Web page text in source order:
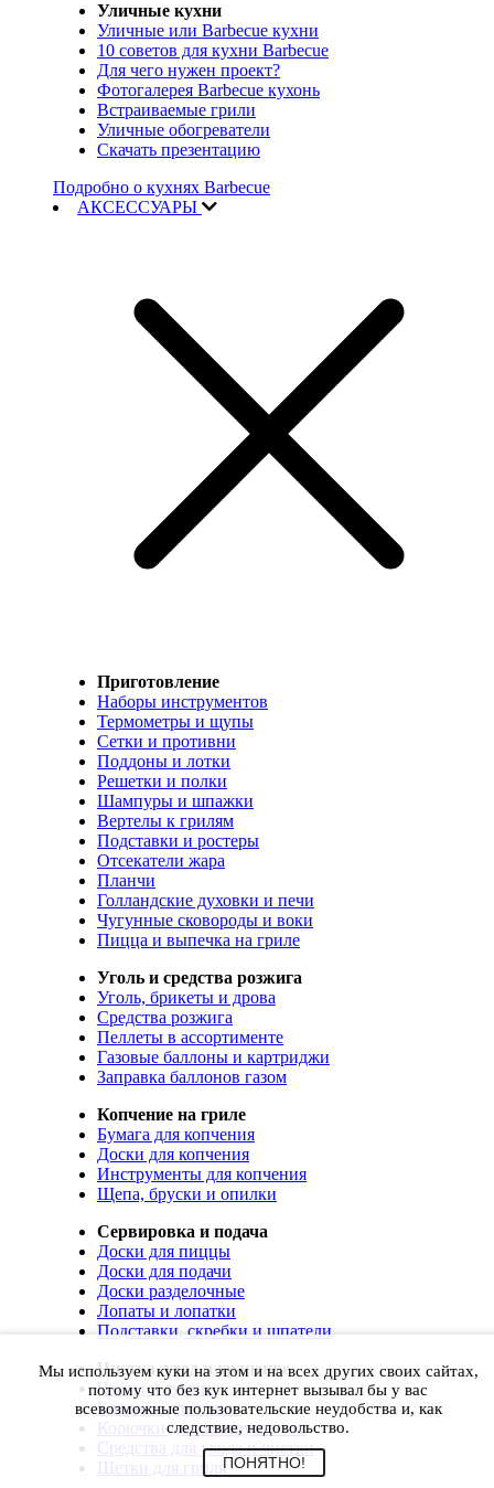
Уличные кухни
Уличные или Barbecue кухни
10 советов для кухни Barbecue
Для чего нужен проект?
Фотогалерея Barbecue кухонь
Встраиваемые грили
Уличные обогреватели
Скачать презентацию
Подробно о кухнях Barbecue
АКСЕССУАРЫ
Приготовление
Наборы инструментов
Термометры и щупы
Сетки и противни
Поддоны и лотки
Решетки и полки
Шампуры и шпажки
Вертелы к грилям
Подставки и ростеры
Отсекатели жара
Планчи
Голландские духовки и печи
Чугунные сковороды и воки
Пицца и выпечка на гриле
Уголь и средства розжига
Уголь, брикеты и дрова
Средства розжига
Пеллеты в ассортименте
Газовые баллоны и картриджи
Заправка баллонов газом
Копчение на гриле
Бумага для копчения
Доски для копчения
Инструменты для копчения
Щепа, бруски и опилки
Сервировка и подача
Доски для пиццы
Доски для подачи
Доски разделочные
Лопаты и лопатки
Подставки, скребки и шпатели
Чистка, уход и хранение
Чехлы и сумки
Коврики для гриля
Корючки для инструментов
Средства для ухода и чистки
Щетки для гриля
Мы используем куки на этом и на всех других своих сайтах,
потому что без кук интернет вызывал бы у вас
всевозможные пользовательские неудобства и, как
следствие, недовольство.
ПОНЯТНО!